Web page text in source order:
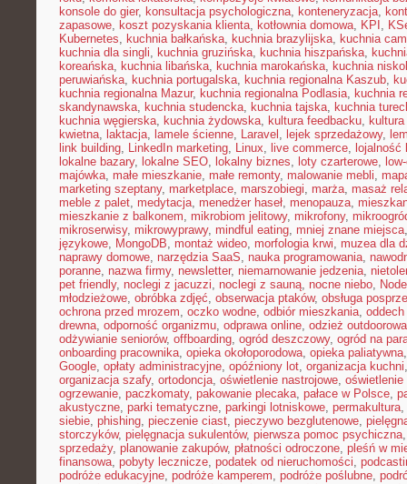
konsole do gier, konsultacja psychologiczna, konteneryzacja,
zapasowe, koszt pozyskania klienta, kotłownia domowa, KPI ,
Kubernetes, kuchnia bałkańska, kuchnia brazylijska, kuchnia
kuchnia dla singli, kuchnia gruzińska, kuchnia hiszpańska,
koreańska, kuchnia libańska, kuchnia marokańska, kuchnia
peruwiańska, kuchnia portugalska, kuchnia regionalna Kaszub,
kuchnia regionalna Mazur, kuchnia regionalna Podlasia, kuchnia
skandynawska, kuchnia studencka, kuchnia tajska, kuchnia
kuchnia węgierska, kuchnia żydowska, kultura feedbacku,
kwietna, laktacja, lamele ścienne, Laravel , lejek sprzedażowy,
link building, LinkedIn marketing, Linux, live commerce, lojalność
lokalne bazary, lokalne SEO, lokalny biznes, loty czarterowe,
majówka, małe mieszkanie, małe remonty, malowanie mebli,
marketing szeptany, marketplace, marszobiegi, marża, masaż
meble z palet, medytacja, menedżer haseł, menopauza,
mieszkanie z balkonem, mikrobiom jelitowy, mikrofony,
mikroserwisy, mikrowyprawy, mindful eating, mniej znane miejsca
językowe, MongoDB, montaż wideo, morfologia krwi, muzea dla
naprawy domowe, narzędzia SaaS, nauka programowania,
poranne, nazwa firmy, newsletter, niemarnowanie jedzenia,
pet friendly, noclegi z jacuzzi, noclegi z sauną, nocne niebo,
młodzieżowe, obróbka zdjęć, obserwacja ptaków, obsługa
ochrona przed mrozem, oczko wodne, odbiór mieszkania, oddech
drewna, odporność organizmu, odprawa online, odzież outdoorowa
odżywianie seniorów, offboarding, ogród deszczowy, ogród na
onboarding pracownika, opieka okołoporodowa, opieka paliatywna
Google, opłaty administracyjne, opóźniony lot, organizacja kuchni
organizacja szafy, ortodoncja, oświetlenie nastrojowe, oświetlenie
ogrzewanie, paczkomaty, pakowanie plecaka, pałace w Polsce,
akustyczne, parki tematyczne, parkingi lotniskowe, permakultura,
siebie, phishing, pieczenie ciast, pieczywo bezglutenowe,
storczyków, pielęgnacja sukulentów, pierwsza pomoc psychiczna
sprzedaży, planowanie zakupów, płatności odroczone, pleśń w
finansowa, pobyty lecznicze, podatek od nieruchomości,
podróże edukacyjne, podróże kamperem, podróże poślubne,